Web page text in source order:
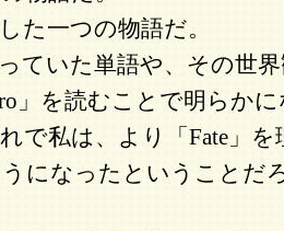
た一つの物語だ。
ていた単語や、その世
」を読むことで明らか
で私は、より「Fate」
になったということだ